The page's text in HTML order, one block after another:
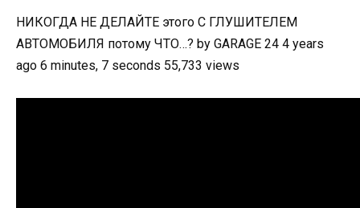
НИКОГДА НЕ ДЕЛАЙТЕ этого С ГЛУШИТЕЛЕМ
АВТОМОБИЛЯ потому ЧТО…? by GARAGE 24 4 years
ago 6 minutes, 7 seconds 55,733 views